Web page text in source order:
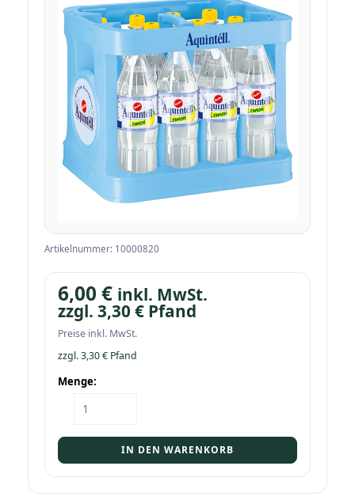
Artikelnummer: 10000820
6,00 € inkl. MwSt.
zzgl. 3,30 € Pfand
Preise inkl. MwSt.
zzgl.3,30€ Pfand
Menge:
Kasten
Aquintell
PET
Menge
IN DEN WARENKORB